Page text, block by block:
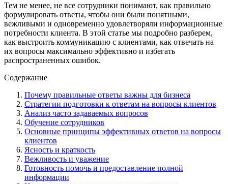
Тем не менее, не все сотрудники понимают, как правильно
формулировать ответы, чтобы они были понятными,
вежливыми и одновременно удовлетворяли информационные
потребности клиента. В этой статье мы подробно разберем,
как выстроить коммуникацию с клиентами, как отвечать на
их вопросы максимально эффективно и избегать
распространенных ошибок.
Содержание
Почему правильные ответы важны для бизнеса
Стратегии подготовки к ответам на вопросы клиентов
Анализ часто задаваемых вопросов
Обучение сотрудников
Основные принципы эффективных ответов на вопросы
клиентов
Ясность и краткость
Вежливость и уважение
Готовность помочь и предоставление полной
информации